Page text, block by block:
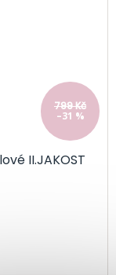
799 Kč
–31 %
II.JAKOST